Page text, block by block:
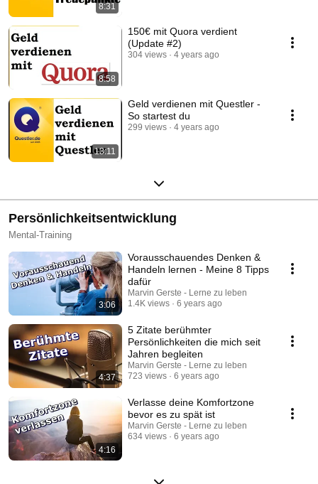
8:31
8:58
150€ mit Quora verdient
(Update #2)
304 views 4 years ago
13:11
Geld verdienen mit Questler -
So startest du
299 views 4 years ago
Persönlichkeitsentwicklung
Mental-Training
3:06
Vorausschauendes Denken &
Handeln lernen - Meine 8 Tipps
dafür
Marvin Gerste - Lerne zu leben
1.4K views
6 years ago
4:37
5 Zitate berühmter
Persönlichkeiten die mich seit
Jahren begleiten
Marvin Gerste - Lerne zu leben
723 views
6 years ago
4:16
Verlasse deine Komfortzone
bevor es zu spät ist
Marvin Gerste - Lerne zu leben
634 views
6 years ago